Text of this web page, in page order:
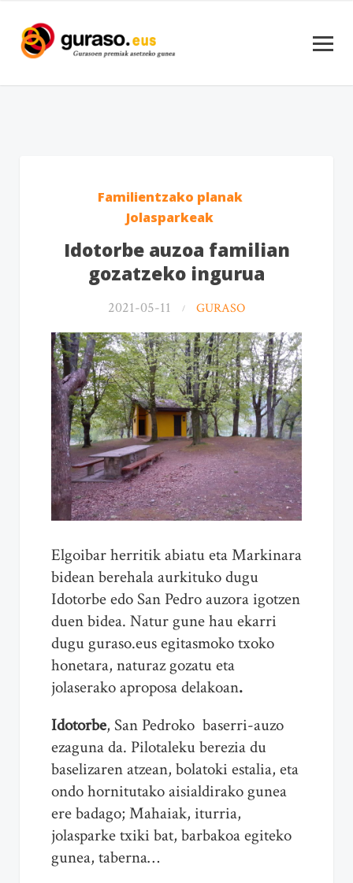
Familientzako planak
Jolasparkeak
Idotorbe auzoa familian
gozatzeko ingurua
2021-05-11 GURASO
Elgoibar herritik abiatu eta Markinara
bidean berehala aurkituko dugu
Idotorbe edo San Pedro auzora igotzen
duen bidea. Natur gune hau ekarri
dugu guraso.eus egitasmoko txoko
honetara, naturaz gozatu eta
jolaserako aproposa delakoan.
Idotorbe, San Pedroko baserri-auzo
ezaguna da. Pilotaleku berezia du
baselizaren atzean, bolatoki estalia, eta
ondo hornitutako aisialdirako gunea
ere badago; Mahaiak, iturria,
jolasparke txiki bat, barbakoa egiteko
gunea, taberna…